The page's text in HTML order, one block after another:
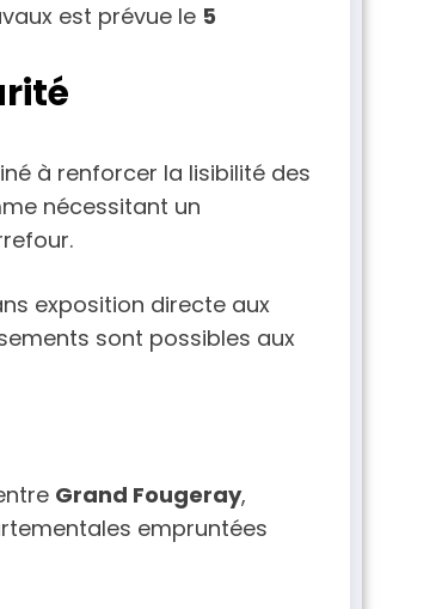
est prévue le 5
à renforcer la lisibilité des
nécessitant un
exposition directe aux
sont possibles aux
Grand Fougeray,
empruntées